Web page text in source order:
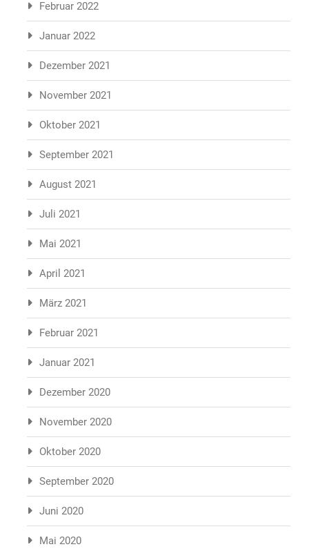
Februar 2022
Januar 2022
Dezember 2021
November 2021
Oktober 2021
September 2021
August 2021
Juli 2021
Mai 2021
April 2021
März 2021
Februar 2021
Januar 2021
Dezember 2020
November 2020
Oktober 2020
September 2020
Juni 2020
Mai 2020